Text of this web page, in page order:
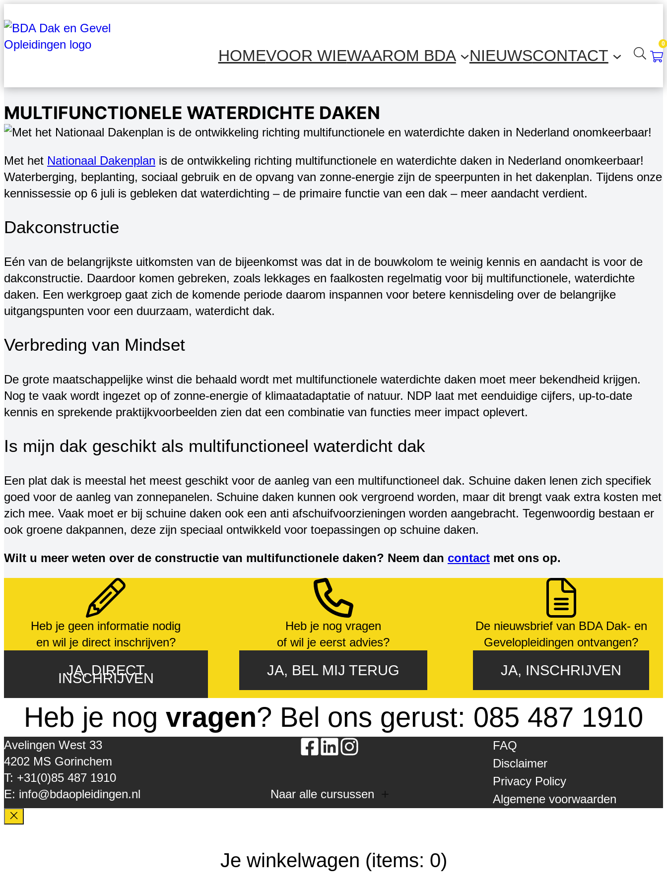
naar
de
HOMEVOOR WIEWAAROM BDA NIEUWSCONTACT
0
MULTIFUNCTIONELE WATERDICHTE DAKEN
Met het Nationaal Dakenplan is de ontwikkeling richting multifunctionele en waterdichte daken in Nederland onomkeerbaar!
Waterberging, beplanting, sociaal gebruik en de opvang van zonne-energie zijn de speerpunten in het dakenplan. Tijdens onze
kennissessie op 6 juli is gebleken dat waterdichting – de primaire functie van een dak – meer aandacht verdient.
Dakconstructie
Eén van de belangrijkste uitkomsten van de bijeenkomst was dat in de bouwkolom te weinig kennis en aandacht is voor de
dakconstructie. Daardoor komen gebreken, zoals lekkages en faalkosten regelmatig voor bij multifunctionele, waterdichte
daken. Een werkgroep gaat zich de komende periode daarom inspannen voor betere kennisdeling over de belangrijke
uitgangspunten voor een duurzaam, waterdicht dak.
Verbreding van Mindset
De grote maatschappelijke winst die behaald wordt met multifunctionele waterdichte daken moet meer bekendheid krijgen.
Nog te vaak wordt ingezet op of zonne-energie of klimaatadaptatie of natuur. NDP laat met eenduidige cijfers, up-to-date
kennis en sprekende praktijkvoorbeelden zien dat een combinatie van functies meer impact oplevert.
Is mijn dak geschikt als multifunctioneel waterdicht dak
Een plat dak is meestal het meest geschikt voor de aanleg van een multifunctioneel dak. Schuine daken lenen zich specifiek
goed voor de aanleg van zonnepanelen. Schuine daken kunnen ook vergroend worden, maar dit brengt vaak extra kosten met
zich mee. Vaak moet er bij schuine daken ook een anti afschuifvoorzieningen worden aangebracht. Tegenwoordig bestaan er
ook groene dakpannen, deze zijn speciaal ontwikkeld voor toepassingen op schuine daken.
Wilt u meer weten over de constructie van multifunctionele daken? Neem dan contact met ons op.
Heb je geen informatie nodig
en wil je direct inschrijven?
JA, DIRECT
INSCHRIJVEN
Heb je nog vragen
of wil je eerst advies?
JA, BEL MIJ TERUG
De nieuwsbrief van BDA Dak- en
Gevelopleidingen ontvangen?
JA, INSCHRIJVEN
Heb je nog vragen? Bel ons gerust: 085 487 1910
Avelingen West 33
4202 MS Gorinchem
T: +31(0)85 487 1910
E: info@bdaopleidingen.nl
Naar alle cursussen
Zonne-energie
Duurzaamheid
FAQ
Disclaimer
Privacy Policy
Algemene voorwaarden
Je winkelwagen (items: 0)